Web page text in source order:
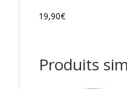
19,90€
Produits